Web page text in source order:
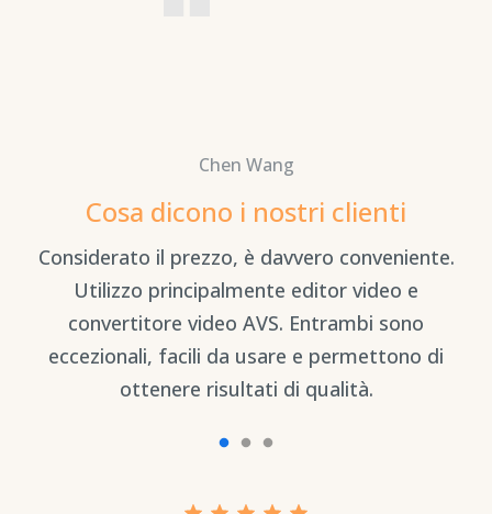
Chen Wang
Cosa dicono i nostri clienti
Considerato il prezzo, è davvero conveniente.
Utilizzo principalmente editor video e
convertitore video AVS. Entrambi sono
eccezionali, facili da usare e permettono di
ottenere risultati di qualità.